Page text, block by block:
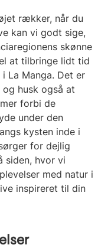
rækker, når du
kan vi godt sige,
skønne
at tilbringe lidt tid
La Manga. Det er
og husk også at
forbi de
under den
kysten inde i
for dejlig
siden, hvor vi
med natur i
inspireret til din